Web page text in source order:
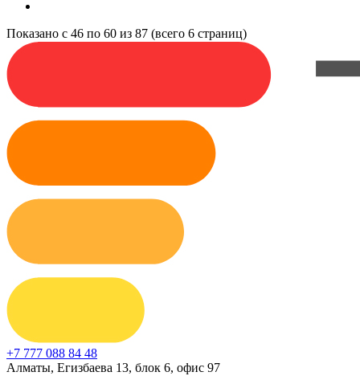
Показано с 46 по 60 из 87 (всего 6 страниц)
+7 777 088 84 48
Алматы, Егизбаева 13, блок 6, офис 97